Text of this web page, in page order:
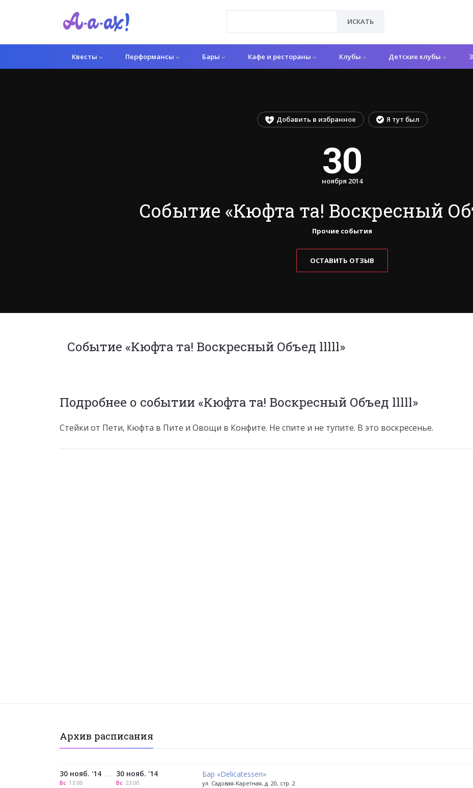
ИСКАТЬ
Квесты Перформансы Бары Кафе и рестораны Клубы Детские клубы
Добавить в избранное Я тут был
30
ноября 2014
Событие «Кюфта та! Воскресный
Прочие события
ОСТАВИТЬ ОТЗЫВ
Событие «Кюфта та! Воскресный Объед lllll»
Подробнее о событии «Кюфта та! Воскресный Объед lllll»
Стейки от Пети, Кюфта в Пите и Овощи в Конфите. Не спите и не тупите. В это воскресенье.
Архив расписания
30 нояб. '14
Вс 13:00
— 30 нояб. '14
Вс 23:00
Бар «Delicatessen»
ул. Садовая-Каретная, д. 20, стр. 2